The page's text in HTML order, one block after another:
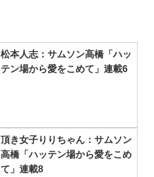
松本人志：サムソン高橋「ハッ
テン場から愛をこめて」連載6
頂き女子りりちゃん：サムソン
高橋「ハッテン場から愛をこめ
て」連載8